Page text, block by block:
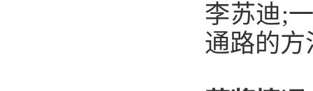
李苏迪;
通路的方